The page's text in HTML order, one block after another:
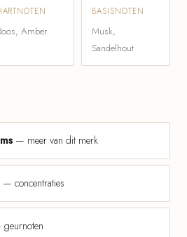
Amber
BASISNOTEN
Musk,
Sandelhout
— meer van dit merk
— concentraties